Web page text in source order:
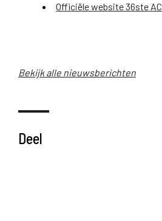
Officiële website 36ste AC
Bekijk alle nieuwsberichten
Deel